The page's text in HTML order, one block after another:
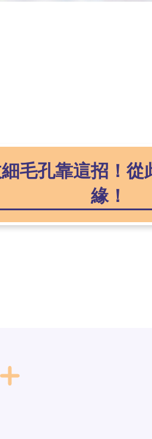
毛孔靠這招！從
緣！